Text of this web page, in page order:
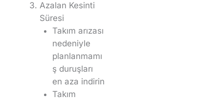
Azalan Kesinti
Süresi
Takım arızası
nedeniyle
planlanmamı
ş duruşları
en aza indirin
Takım